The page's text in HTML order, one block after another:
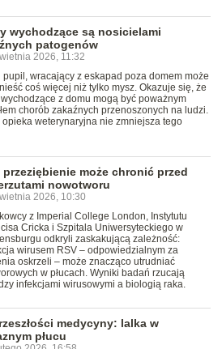
wychodzące są nosicielami
patogenów
2026, 11:32
pupil, wracający z eskapad poza domem może
coś więcej niż tylko mysz. Okazuje się, że
wychodzące z domu mogą być poważnym
chorób zakaźnych przenoszonych na ludzi.
opieka weterynaryjna nie zmniejsza tego
przeziębienie może chronić przed
nowotworu
2026, 10:30
z Imperial College London, Instytutu
Cricka i Szpitala Uniwersyteckiego w
odkryli zaskakującą zależność:
wirusem RSV – odpowiedzialnym za
oskrzeli – może znacząco utrudniać
w płucach. Wyniki badań rzucają
infekcjami wirusowymi a biologią raka.
medycyny: lalka w
płucu